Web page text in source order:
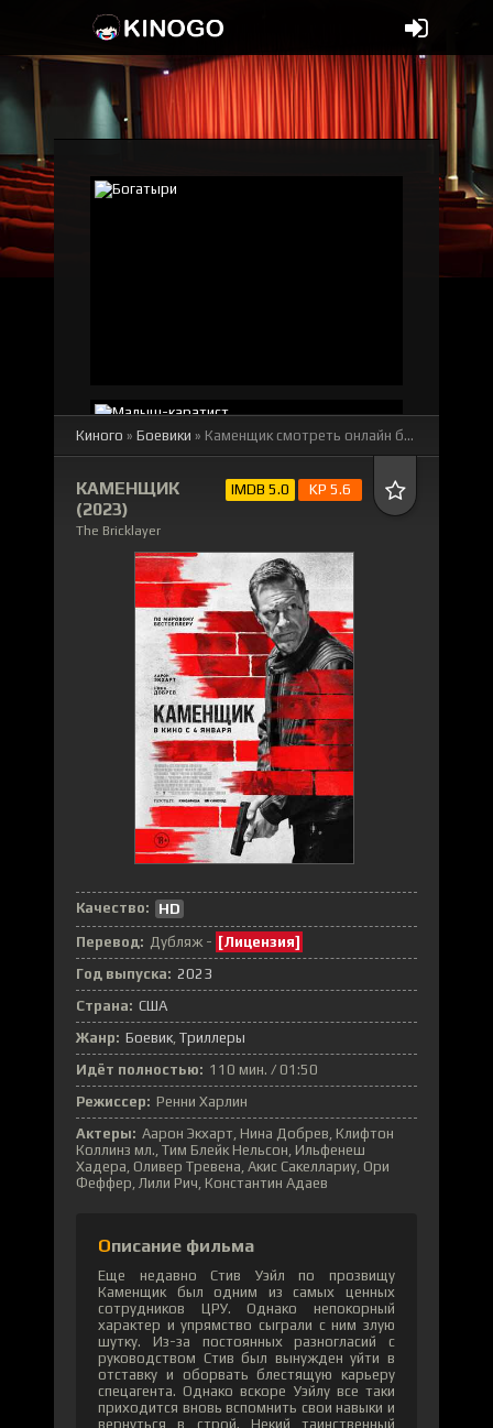
Киного » Боевики » Каменщик смотреть онлайн бесплатно
КАМЕНЩИК
(2023)
The Bricklayer
IMDB 5.0 KP 5.6
Качество:
HD
Перевод: Дубляж - [Лицензия]
Год выпуска: 2023
Страна: США
Жанр: Боевик Триллеры
Идёт полностью: 110 мин. / 01:50
Режиссер: Ренни Харлин
Актеры: Аарон Экхарт, Нина Добрев, Клифтон
Коллинз мл., Тим Блейк Нельсон, Ильфенеш
Хадера, Оливер Тревена, Акис Сакеллариу, Ори
Феффер, Лили Рич, Константин Адаев
Описание фильма
Еще недавно Стив Уэйл по прозвищу
Каменщик был одним из самых ценных
сотрудников ЦРУ. Однако непокорный
характер и упрямство сыграли с ним злую
шутку. Из-за постоянных разногласий с
руководством Стив был вынужден уйти в
отставку и оборвать блестящую карьеру
спецагента. Однако вскоре Уэйлу все таки
приходится вновь вспомнить свои навыки и
вернуться в строй. Некий таинственный